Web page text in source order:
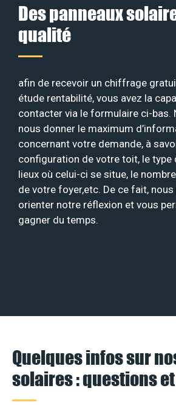
Des panneaux
qualité
afin de recevoir un chiffrage
étude rentabilité, vous avez la
contacter via le formulaire ci-bas.
nous donner le maximum
concernant votre demande, à
configuration de votre toit, le type
lieux où celui-ci se situe, le
de votre foyer,etc. De ce fait,
orienter notre réflexion et vous
gagner du temps.
Quelques infos sur
solaires : questions